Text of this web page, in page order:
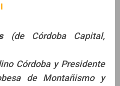
(de Córdoba Capital,
Córdoba y Presidente
de Montañismo y